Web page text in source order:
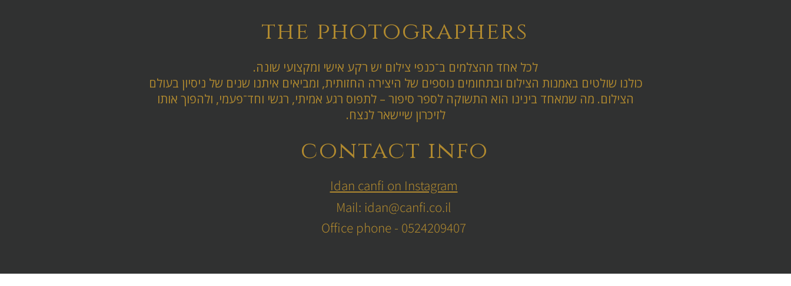
the photographers
לכל אחד מהצלמים ב־כנפי צילום יש רקע אישי ומקצועי שונה.
כולנו שולטים באמנות הצילום ובתחומים נוספים של היצירה החזותית, ומביאים איתנו שנים של ניסיון בעולם
הצילום. מה שמאחד בינינו הוא התשוקה לספר סיפור – לתפוס רגע אמיתי, רגשי וחד־פעמי, ולהפוך אותו
לזיכרון שיישאר לנצח.
contact info
Idan canfi on Instagram
Mail: idan@canfi.co.il
Office phone - 0524209407